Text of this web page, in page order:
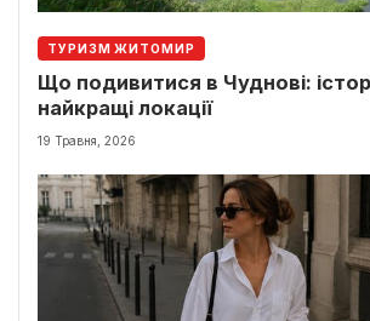
ТУРИЗМ ЖИТОМИР
Що подивитися в Чуднові:
найкращі локації
19 Травня, 2026